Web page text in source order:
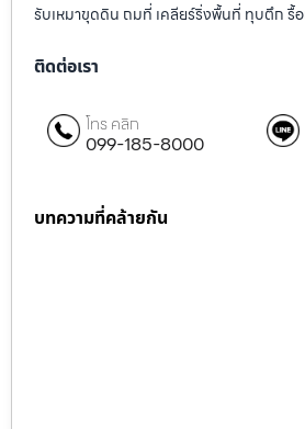
รับเหมาขุดดิน ถมที่ เคลียร์ริ่งพื้นที่ ทุบตึก รื้
ติดต่อเรา
โทร คลิก
099-185-8000
บทความที่คล้ายกัน